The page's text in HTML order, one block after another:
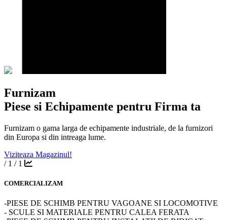
Furnizam
Piese si Echipamente pentru Firma ta
Furnizam o gama larga de echipamente industriale, de la furnizori
din Europa si din intreaga lume.
Viziteaza Magazinul!
/ 1 / 1
COMERCIALIZAM
-PIESE DE SCHIMB PENTRU VAGOANE SI LOCOMOTIVE
- SCULE SI MATERIALE PENTRU CALEA FERATA